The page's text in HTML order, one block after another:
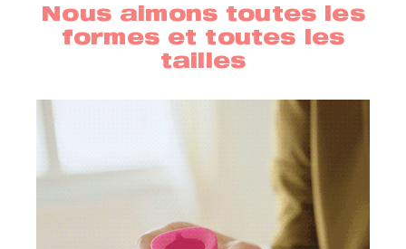
Nous aimons toutes les
formes et toutes les
tailles